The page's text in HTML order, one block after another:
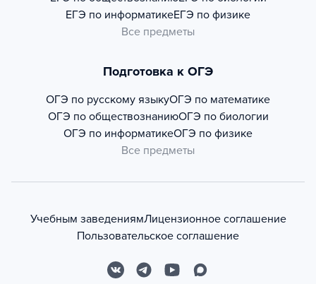
ЕГЭ по информатикеЕГЭ по физике
Все предметы
Подготовка к ОГЭ
ОГЭ по русскому языкуОГЭ по математике
ОГЭ по обществознаниюОГЭ по биологии
ОГЭ по информатикеОГЭ по физике
Все предметы
Учебным заведениямЛицензионное соглашение
Пользовательское соглашение